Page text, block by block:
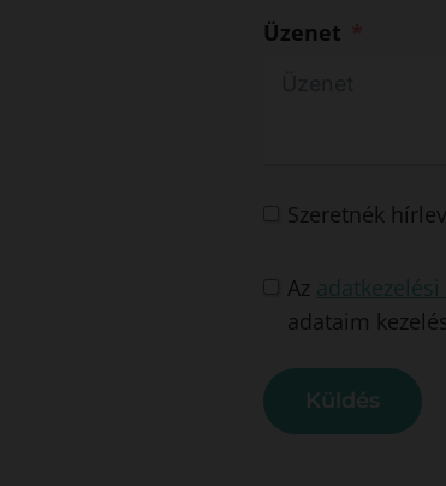
Üzenet
Szeretnék
Az
adataim
Küldés